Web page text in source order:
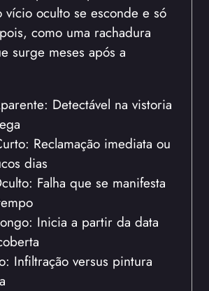
vício oculto se esconde e só
como uma rachadura
surge meses após a
Detectável na vistoria
Reclamação imediata ou
dias
Falha que se manifesta
Inicia a partir da data
Infiltração versus pintura